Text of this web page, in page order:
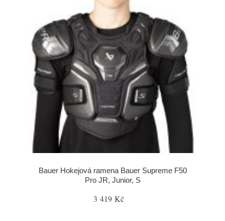
Bauer Hokejová ramena Bauer Supreme F50
Pro JR, Junior, S
3 419 Kč